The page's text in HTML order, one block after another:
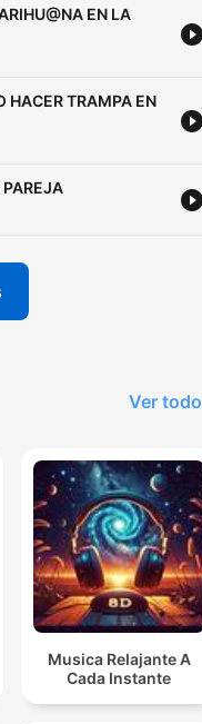
EN LA
HACER TRAMPA EN
Ver todo
Musica Relajante A
Cada Instante